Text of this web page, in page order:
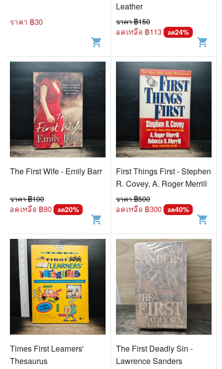
ราคา ฿30
shopping_cart
Leather
ราคา ฿150
ลดเหลือ ฿113 ลด24%
shopping_cart
The First Wife - Emily Barr
ราคา ฿100
ลดเหลือ ฿80 ลด20%
shopping_cart
First Things First - Stephen
R. Covey, A. Roger Merrill
ราคา ฿500
ลดเหลือ ฿300 ลด40%
shopping_cart
Times First Learners'
Thesaurus
The First Deadly Sin -
Lawrence Sanders